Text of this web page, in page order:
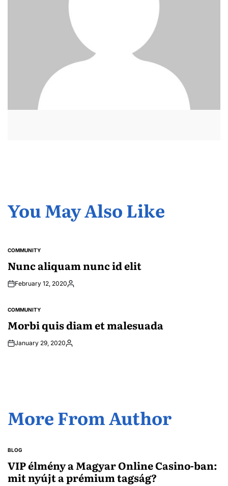
You May Also Like
POSTED
COMMUNITY
Nunc aliquam nunc id elit
February 12, 2020Posted
POSTED
COMMUNITY
Morbi quis diam et malesuada
January 29, 2020Posted
More From Author
POSTED
BLOG
VIP élmény a Magyar Online Casino-ban:
mit nyújt a prémium tagság?